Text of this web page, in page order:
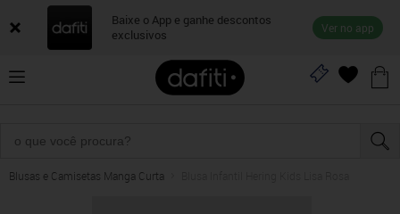
Baixe o App e ganhe descontos
exclusivos
Ver no app
Blusas e Camisetas Manga Curta